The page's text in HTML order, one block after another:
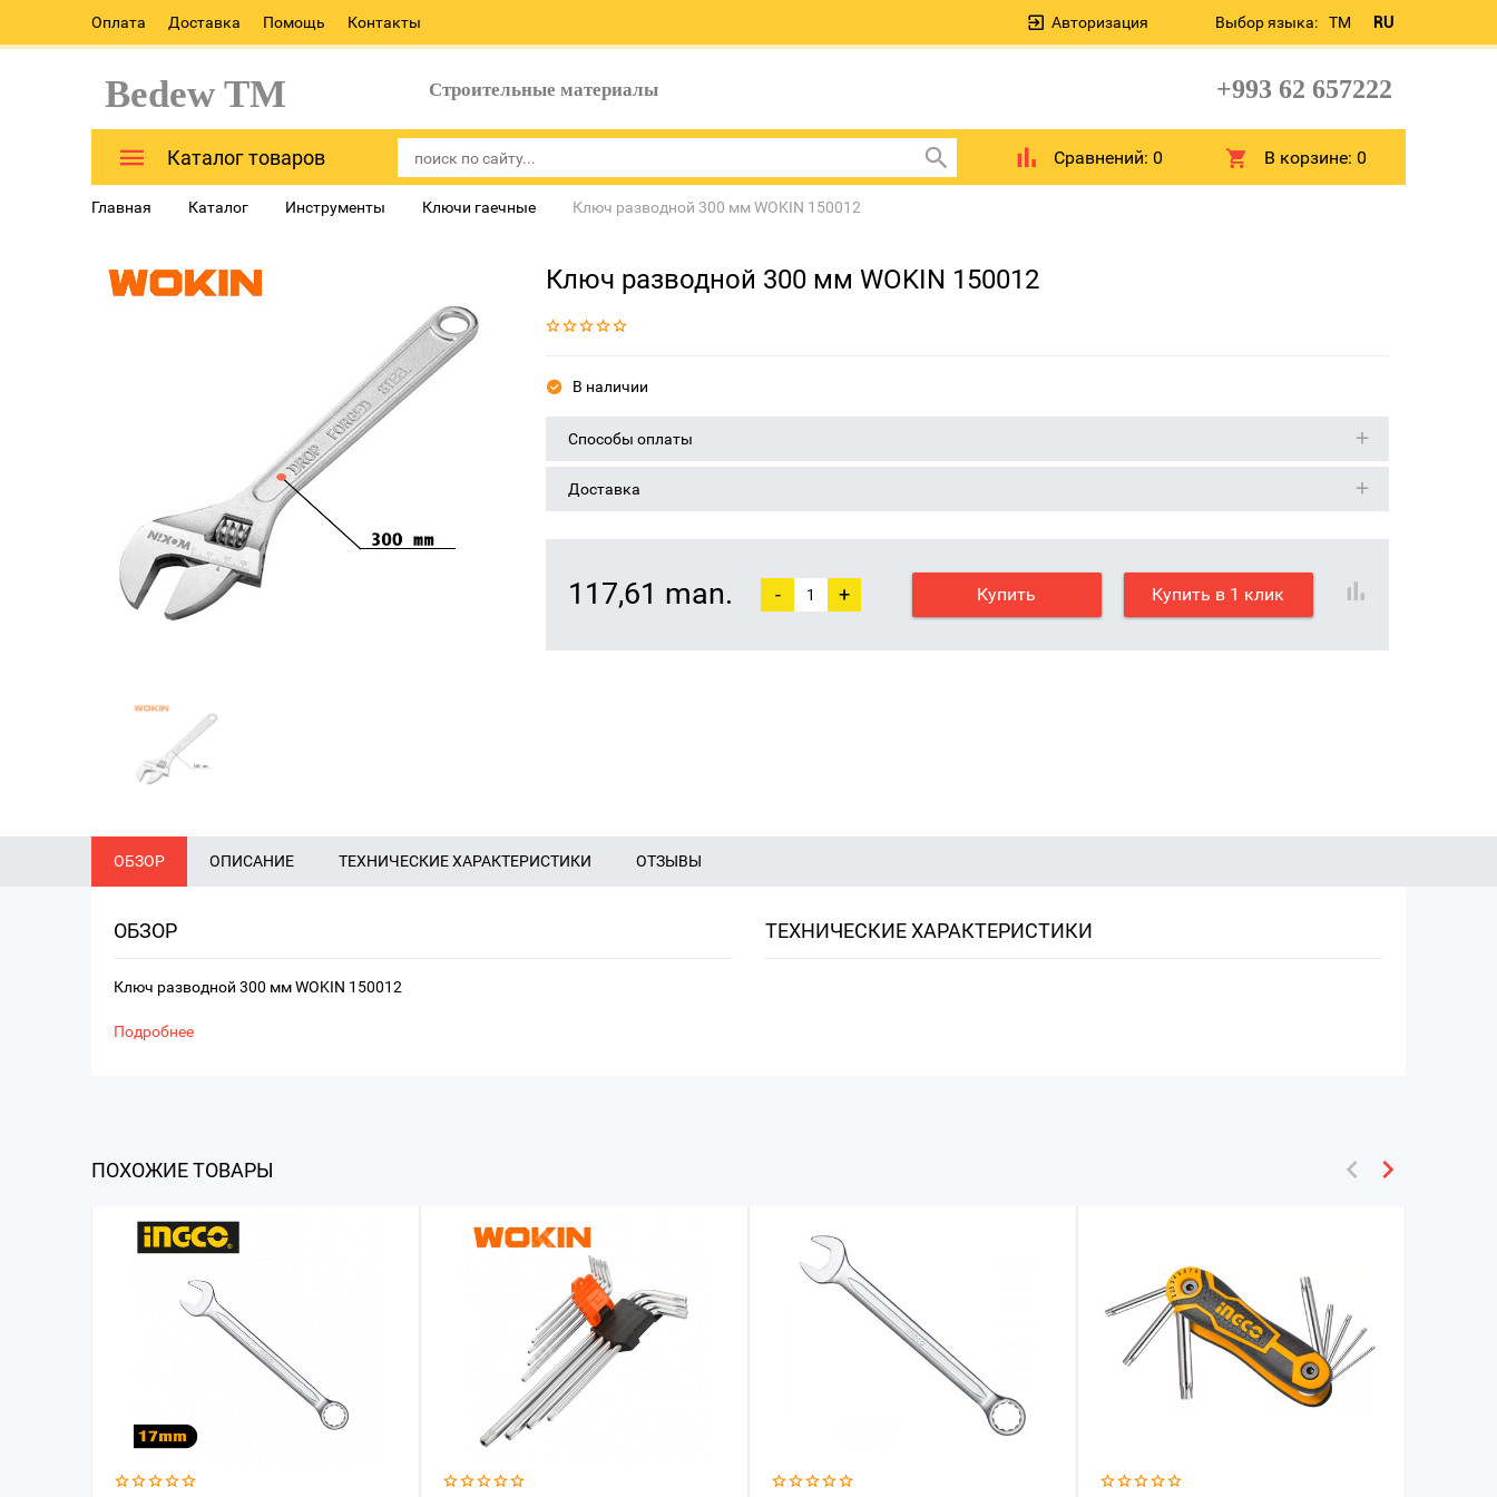
Оплата Доставка Помощь Контакты Выбор языка: TM RU
Авторизация
Bedew TM Строительные материалы +993 62 657222
Каталог товаров Сравнений: 0 В корзине:0
Главная Каталог Инструменты Ключи гаечные Ключ разводной 300 мм WOKIN 150012
Ключ разводной 300 мм WOKIN 150012
В наличии
Способы оплаты
Доставка
117,61 man. - + Купить Купить в 1 клик
ОБЗОР ОПИСАНИЕ ТЕХНИЧЕСКИЕ ХАРАКТЕРИСТИКИ ОТЗЫВЫ
ОБЗОР
Ключ разводной 300 мм WOKIN 150012
Подробнее
ТЕХНИЧЕСКИЕ ХАРАКТЕРИСТИКИ
ПОХОЖИЕ ТОВАРЫ